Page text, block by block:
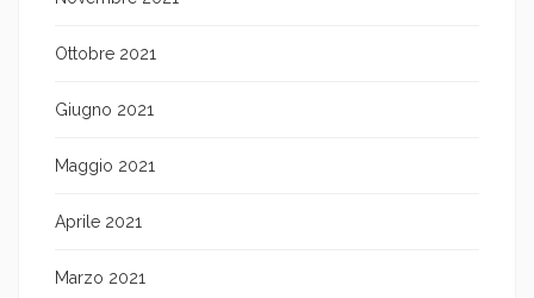
Ottobre 2021
Giugno 2021
Maggio 2021
Aprile 2021
Marzo 2021